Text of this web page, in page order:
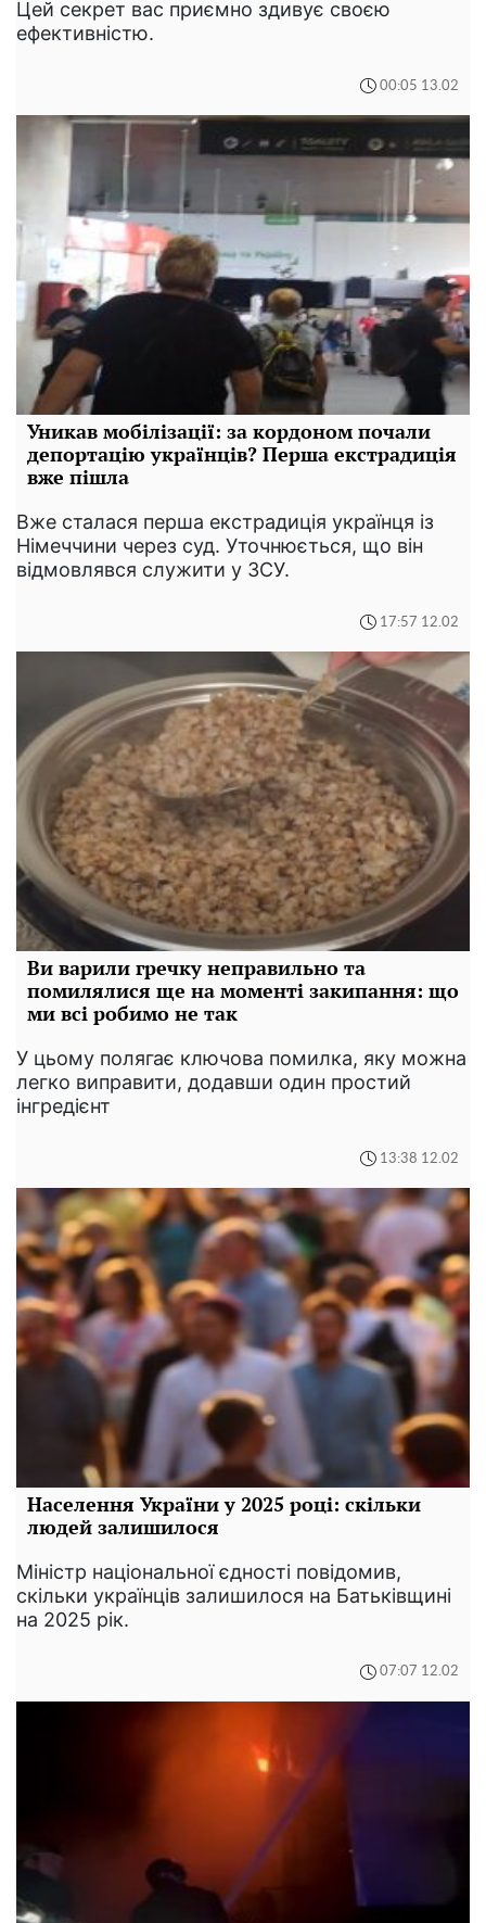
Цей секрет вас приємно здивує своєю
ефективністю.
00:05 13.02
Уникав мобілізації: за кордоном почали
депортацію українців? Перша екстрадиція
вже пішла
Вже сталася перша екстрадиція українця із
Німеччини через суд. Уточнюється, що він
відмовлявся служити у ЗСУ.
17:57 12.02
Ви варили гречку неправильно та
помилялися ще на моменті закипання: що
ми всі робимо не так
У цьому полягає ключова помилка, яку можна
легко виправити, додавши один простий
інгредієнт
13:38 12.02
Населення України у 2025 році: скільки
людей залишилося
Міністр національної єдності повідомив,
скільки українців залишилося на Батьківщині
на 2025 рік.
07:07 12.02